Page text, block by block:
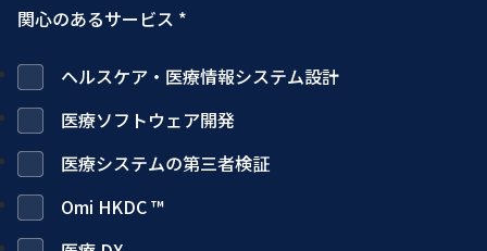
関心のあるサービス *
ヘルスケア・医療情報システム設計
医療ソフトウェア開発
医療システムの第三者検証
Omi HKDC ™